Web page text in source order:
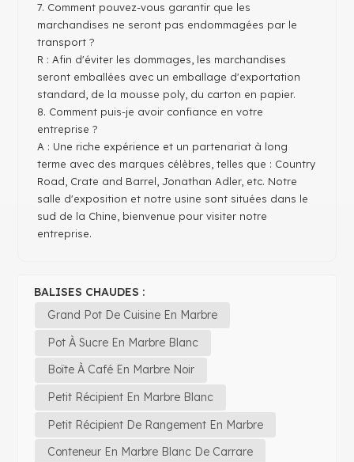
7. Comment pouvez-vous garantir que les
marchandises ne seront pas endommagées par le
transport ?
R : Afin d'éviter les dommages, les marchandises
seront emballées avec un emballage d'exportation
standard, de la mousse poly, du carton en papier.
8. Comment puis-je avoir confiance en votre
entreprise ?
A : Une riche expérience et un partenariat à long
terme avec des marques célèbres, telles que : Country
Road, Crate and Barrel, Jonathan Adler, etc. Notre
salle d'exposition et notre usine sont situées dans le
sud de la Chine, bienvenue pour visiter notre
entreprise.
BALISES CHAUDES :
Grand Pot De Cuisine En Marbre
Pot À Sucre En Marbre Blanc
Boîte À Café En Marbre Noir
Petit Récipient En Marbre Blanc
Petit Récipient De Rangement En Marbre
Conteneur En Marbre Blanc De Carrare